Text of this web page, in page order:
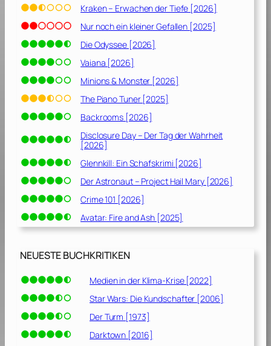
Kraken – Erwachen der Tiefe [2026]
Nur noch ein kleiner Gefallen [2025]
Die Odyssee [2026]
Vaiana [2026]
Minions & Monster [2026]
The Piano Tuner [2025]
Backrooms [2026]
Disclosure Day – Der Tag der Wahrheit
[2026]
Glennkill: Ein Schafskrimi [2026]
Der Astronaut – Project Hail Mary [2026]
Crime 101 [2026]
Avatar: Fire and Ash [2025]
NEUESTE BUCHKRITIKEN
Medien in der Klima-Krise [2022]
Star Wars: Die Kundschafter [2006]
Der Turm [1973]
Darktown [2016]